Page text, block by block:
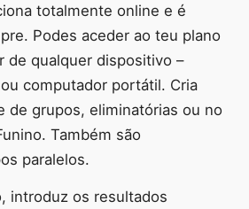
totalmente online e é
Podes aceder ao teu plano
de qualquer dispositivo –
computador portátil. Cria
de grupos, eliminatórias ou no
Também são
paralelos.
introduz os resultados